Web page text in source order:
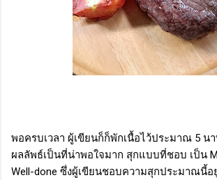
พอครบเวลา ผู้เขียนก็ก็พักเนื้อไว้ประมาณ 5
ผลลัพธ์เป็นที่น่าพอใจมาก สุกแบบที่ชอบ เป็น
Well-done ซึ่งผู้เขียนชอบความสุกประมาณนี้